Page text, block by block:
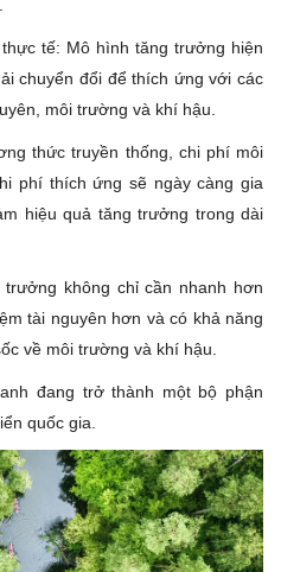
tế: Mô hình tăng trưởng hiện
chuyển đổi để thích ứng với các
môi trường và khí hậu.
thức truyền thống, chi phí môi
phí thích ứng sẽ ngày càng gia
hiệu quả tăng trưởng trong dài
không chỉ cần nhanh hơn
tài nguyên hơn và có khả năng
về môi trường và khí hậu.
đang trở thành một bộ phận
quốc gia.